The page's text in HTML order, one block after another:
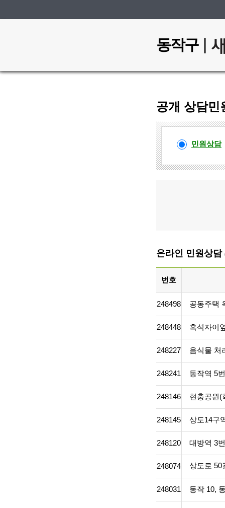
동작구|
공개 상담민
민
상
민원상담
온라인 민원상담
번호
248498 공동주택
248448 흑석자이
248227 음식물 처
248241 동작역 5
248146 현충공원(
248145 상도14구
248120 대방역 3
248074 상도로 50
248031 동작 10,